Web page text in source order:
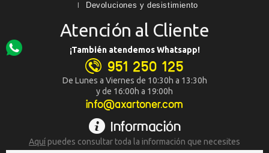
Devoluciones y desistimiento
Atención al Cliente
¡También atendemos Whatsapp!
951 250 125
De Lunes a Viernes de 10:30h a 13:30h
y de 16:00h a 19:00h
info@axartoner.com
Información
Aquípuedes consultar toda la información que necesites